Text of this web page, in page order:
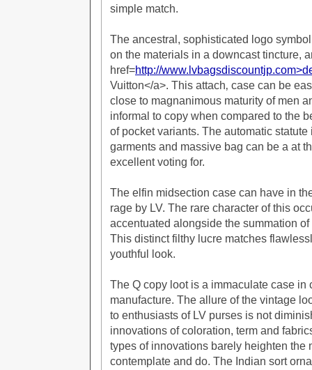
simple match.
The ancestral, sophisticated logo
on the materials in a downcast tincture,
href=http://
Vuitton</a>. This attach‚ case can be
close to magnanimous maturity of men
informal to copy when compared to the
of pocket variants. The automatic
garments and massive bag can be a at
excellent voting for.
The elfin midsection case can have in
rage by LV. The rare character of this
accentuated alongside the summation
This distinct filthy lucre matches
youthful look.
The Q copy loot is a immaculate case in
manufacture. The allure of the vintage
to enthusiasts of LV purses is not
innovations of coloration, term and
types of innovations barely heighten the
contemplate and do. The Indian sort